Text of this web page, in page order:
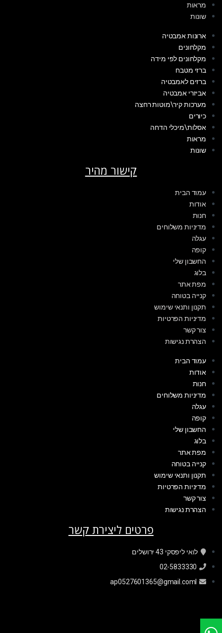
מראות
שונות
ארונות אמבטיה
מקלחונים
מקלחונים לפי מידה
ברזי מטבח
ברזים לאמבטיה
אביזרי אמבטיה
מערכות קיר\מוטות רחצה
כיורים
אסלות\מיכלי הדחה
מראות
שונות
קישור מהיר
עמוד הבית
אודות
חנות
מדיניות משלוחים
עגלה
קופה
החשבון שלי
בלוג
מפת אתר
קנייה בטוחה
תקנון ותנאי שימוש
מדיניות הפרטיות
צור קשר
הצהרת נגישות
עמוד הבית
אודות
חנות
מדיניות משלוחים
עגלה
קופה
החשבון שלי
בלוג
מפת אתר
קנייה בטוחה
תקנון ותנאי שימוש
מדיניות הפרטיות
צור קשר
הצהרת נגישות
פרטים ליצירת קשר
לואי ליפסקי 43 ירושלים
02-5833330
ap0527601365@gmail.coml